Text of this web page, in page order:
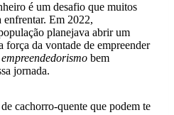
é um desafio que muitos
enfrentar. Em 2022,
planejava abrir um
força da vontade de empreender
bem
jornada.
cachorro-quente que podem te